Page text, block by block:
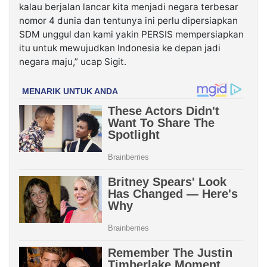
kalau berjalan lancar kita menjadi negara terbesar
nomor 4 dunia dan tentunya ini perlu dipersiapkan
SDM unggul dan kami yakin PERSIS mempersiapkan
itu untuk mewujudkan Indonesia ke depan jadi
negara maju,” ucap Sigit.